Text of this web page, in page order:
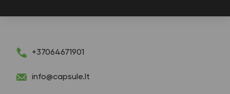
+37064671901
info@capsule.lt